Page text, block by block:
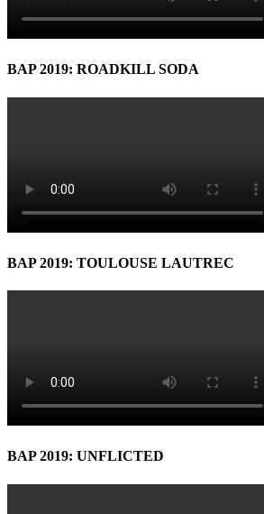
BAP 2019: ROADKILL SODA
BAP 2019: TOULOUSE LAUTREC
BAP 2019: UNFLICTED